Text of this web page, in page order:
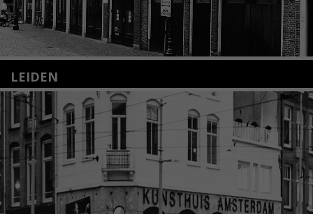
LEIDEN
Nieuwstraat 35
2312 KA Leiden
+31(0)71 – 52 84 480
info@kunsthuisleiden.nl
Lees meer